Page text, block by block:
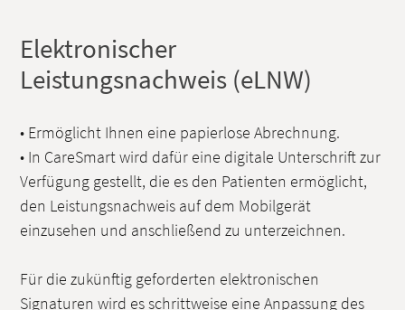
Elektronischer
Leistungsnachweis (eLNW)
• Ermöglicht Ihnen eine papierlose Abrechnung.
• In CareSmart wird dafür eine digitale Unterschrift zur
Verfügung gestellt, die es den Patienten ermöglicht,
den Leistungsnachweis auf dem Mobilgerät
einzusehen und anschließend zu unterzeichnen.
Für die zukünftig geforderten elektronischen
Signaturen wird es schrittweise eine Anpassung des